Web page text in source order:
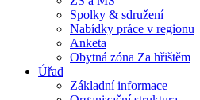
Spolky & sdružení
Nabídky práce v regionu
Anketa
Obytná zóna Za hřištěm
Úřad
Základní informace